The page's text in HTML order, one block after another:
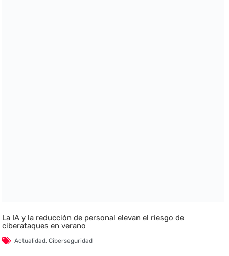
La IA y la reducción de personal elevan el riesgo de
ciberataques en verano
Actualidad,Ciberseguridad